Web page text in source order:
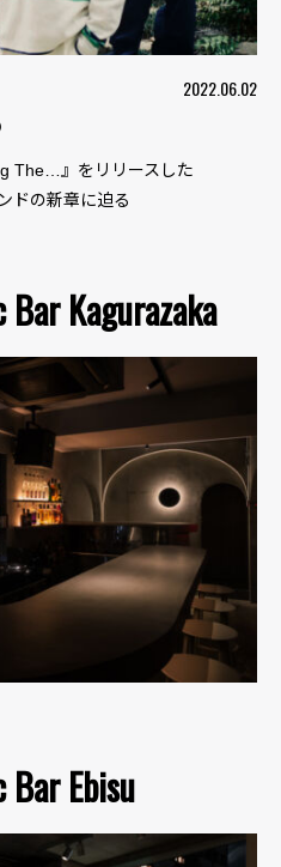
2022.06.02
The…』をリリースした
ドの新章に迫る
Kagurazaka
Ebisu